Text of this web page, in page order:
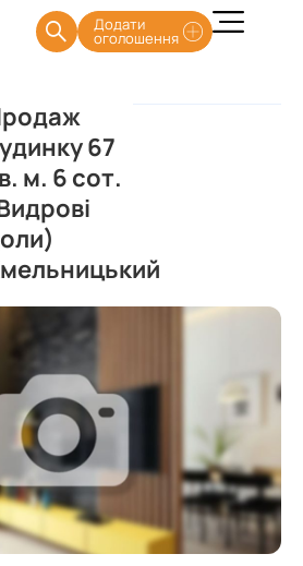
Додати
оголошення
67
м. 6 сот.